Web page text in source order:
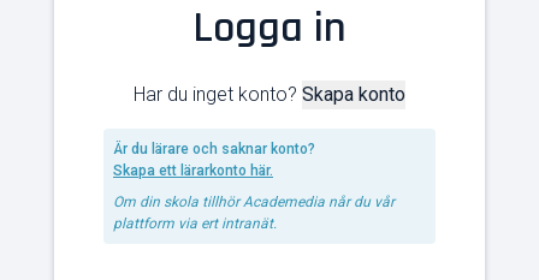
Logga in
Har du inget konto? Skapa konto
Är du lärare och saknar konto?
Skapa ett lärarkonto här.
Om din skola tillhör Academedia når du vår
plattform via ert intranät.